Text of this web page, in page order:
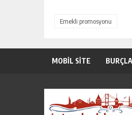
Emekli promosyonu
MOBİL SİTE